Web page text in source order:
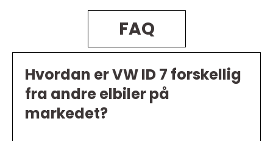
FAQ
Hvordan er VW ID 7 forskellig
fra andre elbiler på
markedet?